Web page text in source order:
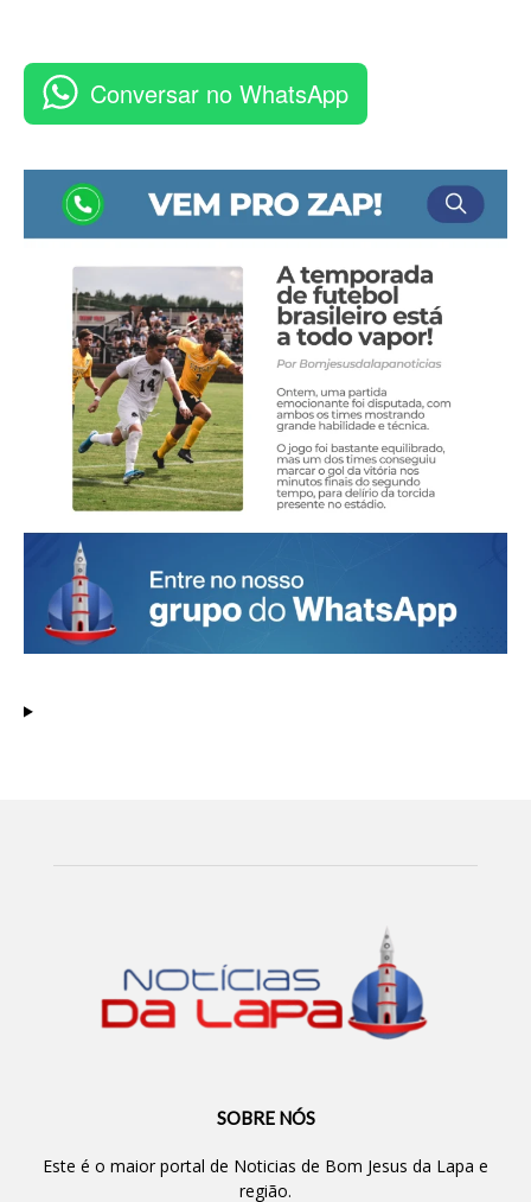
Conversar no WhatsApp
SOBRE NÓS
Este é o maior portal de Noticias de Bom Jesus da Lapa e
região.